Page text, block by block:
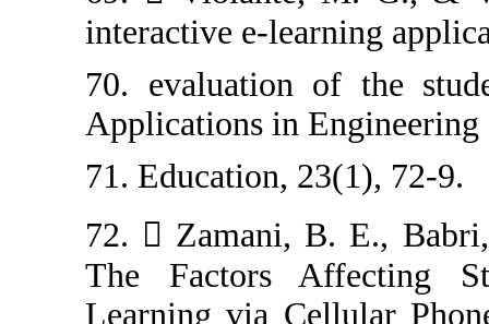
interactive
70. evaluation
Applications in
71. Education,
72.  Zamani,
The Factors
Learning via